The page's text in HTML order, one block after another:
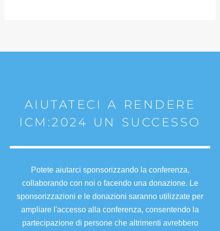
AIUTATECI A RENDERE
ICM:2024 UN SUCCESSO
Potete aiutarci sponsorizzando la conferenza,
collaborando con noi o facendo una donazione. Le
sponsorizzazioni e le donazioni saranno utilizzate per
ampliare l'accesso alla conferenza, consentendo la
partecipazione di persone che altrimenti avrebbero